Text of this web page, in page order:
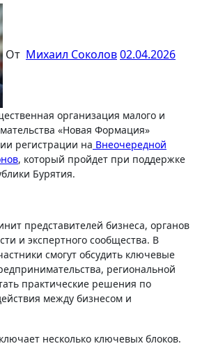
От Михаил Соколов02.04.2026
«Новая Формация»
регистрации на Внеочередной
, который пройдет при поддержке
Бурятия.
представителей бизнеса, органов
и экспертного сообщества. В
смогут обсудить ключевые
региональной
практические решения по
между бизнесом и
несколько ключевых блоков.